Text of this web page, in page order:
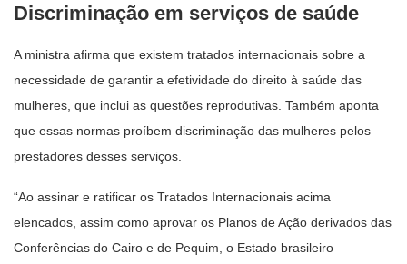
Discriminação em serviços de saúde
A ministra afirma que existem tratados internacionais sobre a
necessidade de garantir a efetividade do direito à saúde das
mulheres, que inclui as questões reprodutivas. Também aponta
que essas normas proíbem discriminação das mulheres pelos
prestadores desses serviços.
“Ao assinar e ratificar os Tratados Internacionais acima
elencados, assim como aprovar os Planos de Ação derivados das
Conferências do Cairo e de Pequim, o Estado brasileiro